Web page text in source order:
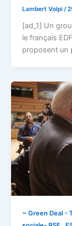
Lambert Volpi/
[ad_1] Un
le français
proposent un
~ Green Deal -